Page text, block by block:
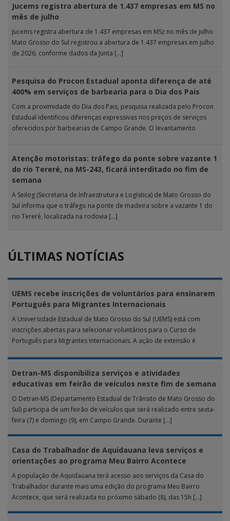
Jucems registra abertura de 1.437 empresas em MS no
mês de julho
Jucems registra abertura de 1.437 empresas em MSz no mês de julho
Mato Grosso do Sul registrou a abertura de 1.437 empresas em julho
de 2026, conforme dados da Junta […]
Pesquisa do Procon Estadual aponta diferença de até
400% em serviços de barbearia para o Dia dos Pais
Com a proximidade do Dia dos Pais, pesquisa realizada pelo Procon
Estadual identificou diferenças expressivas nos preços de serviços
oferecidos por barbearias de Campo Grande. O levantamento
Atenção motoristas: tráfego da ponte sobre vazante 1
do rio Tereré, na MS-243, ficará interditado no fim de
semana
A Seilog (Secretaria de Infraestrutura e Logística) de Mato Grosso do
Sul informa que o tráfego na ponte de madeira sobre a vazante 1 do
rio Tereré, localizada na rodovia […]
ÚLTIMAS NOTÍCIAS
UEMS recebe inscrições de voluntários para ensinarem
Português para Migrantes Internacionais
A Universidade Estadual de Mato Grosso do Sul (UEMS) está com
inscrições abertas para selecionar voluntários para o Curso de
Português para Migrantes Internacionais. A ação de extensão é
Detran-MS disponibiliza serviços e atividades
educativas em feirão de veículos neste fim de semana
O Detran-MS (Departamento Estadual de Trânsito de Mato Grosso do
Sul) participa de um feirão de veículos que será realizado entre sexta-
feira (7) e domingo (9), em Campo Grande. Durante […]
Casa do Trabalhador de Aquidauana leva serviços e
orientações ao programa Meu Bairro Acontece
A população de Aquidauana terá acesso aos serviços da Casa do
Trabalhador durante mais uma edição do programa Meu Bairro
Acontece, que será realizada no próximo sábado (8), das 15h […]